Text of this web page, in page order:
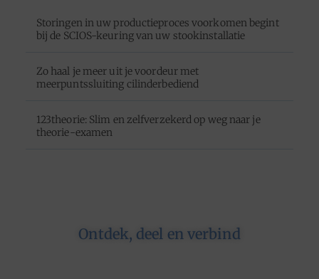
Storingen in uw productieproces voorkomen begint
bij de SCIOS-keuring van uw stookinstallatie
Zo haal je meer uit je voordeur met
meerpuntssluiting cilinderbediend
123theorie: Slim en zelfverzekerd op weg naar je
theorie-examen
Ontdek, deel en verbind